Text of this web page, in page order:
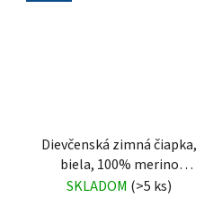
Dievčenská zimná čiapka,
biela, 100% merino
vlnená, zaväzovacia,
SKLADOM (>5 ks)